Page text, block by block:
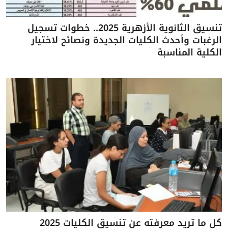
تنسيق الثانوية الأزهرية 2025.. خطوات تسجيل
الرغبات وأحدث الكليات الجديدة ونصائح لاختيار
الكلية المناسبة
كل ما تريد معرفته عن تنسيق الكليات 2025